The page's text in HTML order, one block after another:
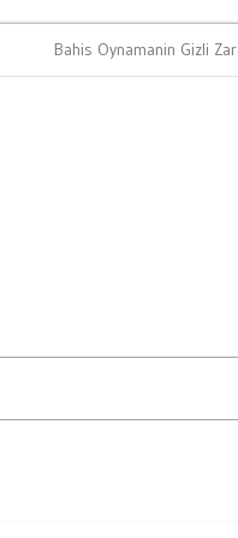
Bahis Oynamanin Gizli Zararlari